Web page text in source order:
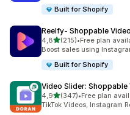
Built for Shopify
Reelfy‑ Shoppable
4,8z 5 hvězd
(215)
Celkový počet recenzí: 215
•Free plan
Boost sales using
Built for Shopify
Video Slider: Shoppable
4,9z 5 hvězd
(347)
Celkový počet recenzí: 347
•Free plan
TikTok Videos, Instagram